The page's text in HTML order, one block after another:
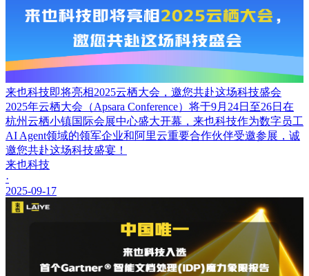
来也科技即将亮相2025云栖大会，邀您共赴这场科技盛会
2025年云栖大会（Apsara Conference）将于9月24日至26日在
杭州云栖小镇国际会展中心盛大开幕，来也科技作为数字员工
AI Agent领域的领军企业和阿里云重要合作伙伴受邀参展，诚
邀您共赴这场科技盛宴！
来也科技
·
2025-09-17